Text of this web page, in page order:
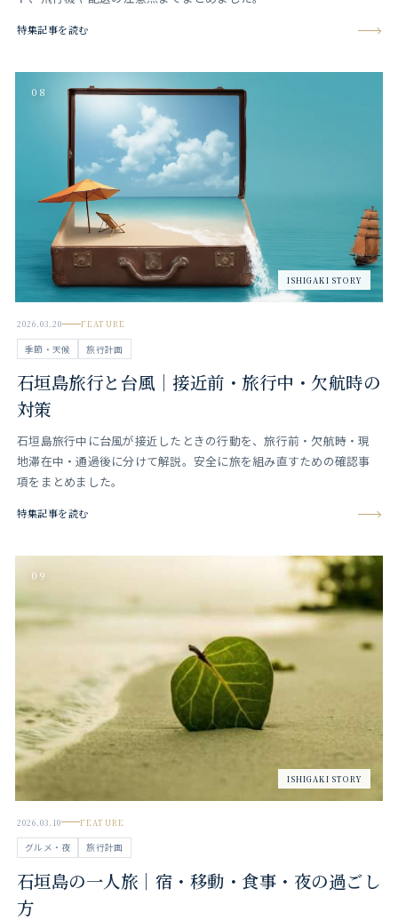
特集記事を読む
08
ISHIGAKI STORY
2026.03.20 FEATURE
季節・天候 旅行計画
石垣島旅行と台風｜接近前・旅行中・欠航時の
対策
石垣島旅行中に台風が接近したときの行動を、旅行前・欠航時・現
地滞在中・通過後に分けて解説。安全に旅を組み直すための確認事
項をまとめました。
特集記事を読む
09
ISHIGAKI STORY
2026.03.10 FEATURE
グルメ・夜 旅行計画
石垣島の一人旅｜宿・移動・食事・夜の過ごし
方